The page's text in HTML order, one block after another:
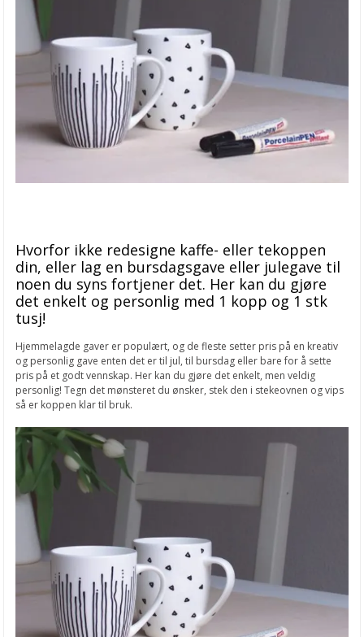
Endelig tid for vår med Aqua Paint Marker
Bakgrunnsteknikk til kort & lerret
Påskeaktiviteter for barna!
Hvorfor ikke redesigne kaffe- eller tekoppen
din, eller lag en bursdagsgave eller julegave til
noen du syns fortjener det. Her kan du gjøre
det enkelt og personlig med 1 kopp og 1 stk
tusj!
Hjemmelagde gaver er populært, og de fleste setter pris på en kreativ
og personlig gave enten det er til jul, til bursdag eller bare for å sette
pris på et godt vennskap. Her kan du gjøre det enkelt, men veldig
personlig! Tegn det mønsteret du ønsker, stek den i stekeovnen og vips
så er koppen klar til bruk.